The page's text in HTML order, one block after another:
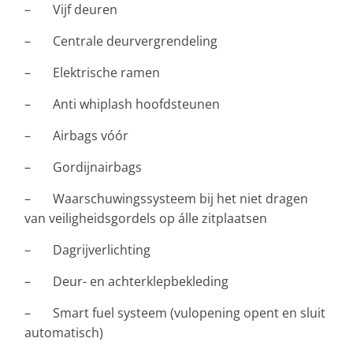
– Vijf deuren
– Centrale deurvergrendeling
– Elektrische ramen
– Anti whiplash hoofdsteunen
– Airbags vóór
– Gordijnairbags
– Waarschuwingssysteem bij het niet dragen
van veiligheidsgordels op álle zitplaatsen
– Dagrijverlichting
– Deur- en achterklepbekleding
– Smart fuel systeem (vulopening opent en sluit
automatisch)